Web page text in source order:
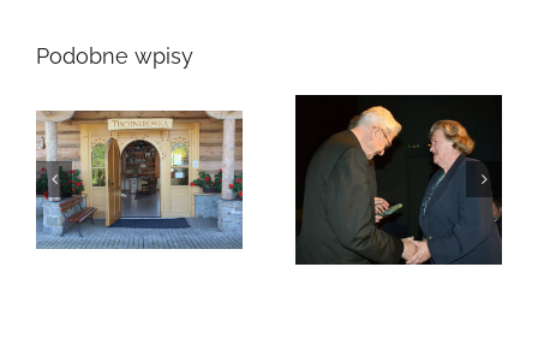
Podobne wpisy
Zmarła Genowefa
Sikora
Zmarła Wanda
Czubernatowa